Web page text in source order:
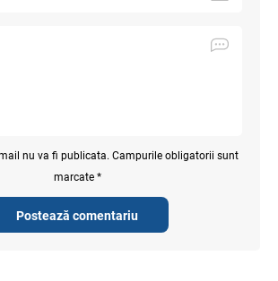
Postează comentariu
nu va fi publicata. Campurile obligatorii sunt
marcate *